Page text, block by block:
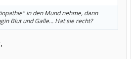
in den Mund nehme, dann
Blut und Galle... Hat sie recht?